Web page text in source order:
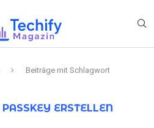
Beiträge mit Schlagwort
PASSKEY ERSTELLEN